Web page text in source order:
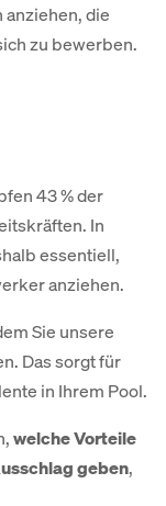
die
zu bewerben.
43 % der
In
essentiell,
anziehen.
Sie unsere
Das sorgt für
in Ihrem Pool.
welche Vorteile
geben,